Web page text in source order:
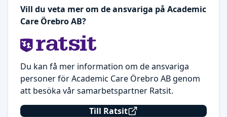
Vill du veta mer om de ansvariga på Academic
Care Örebro AB?
Du kan få mer information om de ansvariga
personer för Academic Care Örebro AB genom
att besöka vår samarbetspartner Ratsit.
Till Ratsit